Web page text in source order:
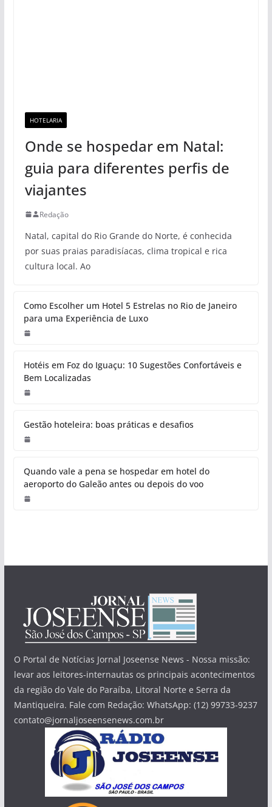
HOTELARIA
Onde se hospedar em Natal:
guia para diferentes perfis de
viajantes
Redação
Natal, capital do Rio Grande do Norte, é conhecida
por suas praias paradisíacas, clima tropical e rica
cultura local. Ao
Como Escolher um Hotel 5 Estrelas no Rio de Janeiro
para uma Experiência de Luxo
Hotéis em Foz do Iguaçu: 10 Sugestões Confortáveis e
Bem Localizadas
Gestão hoteleira: boas práticas e desafios
Quando vale a pena se hospedar em hotel do
aeroporto do Galeão antes ou depois do voo
O Portal de Notícias Jornal Joseense News - Nossa missão:
levar aos leitores-internautas os principais acontecimentos
da região do Vale do Paraíba, Litoral Norte e Serra da
Mantiqueira. Fale com Redação: WhatsApp: (12) 99733-9237
contato@jornaljoseensenews.com.br